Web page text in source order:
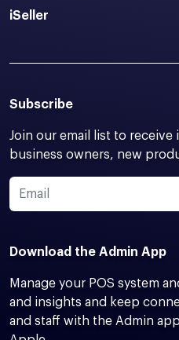
iSeller
Subscribe
Join our email list to
business owners, new
Download the Admin App
Manage your POS system
and insights and keep
and staff with the Admin